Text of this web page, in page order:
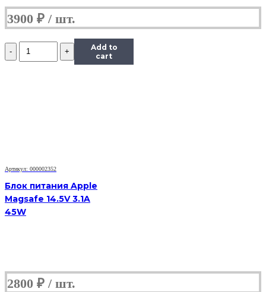
3900 ₽
Количество
Блок
Add to
cart
Артикул: 000002352
Блок питания Apple
Magsafe 14.5V 3.1A
45W
2800 ₽